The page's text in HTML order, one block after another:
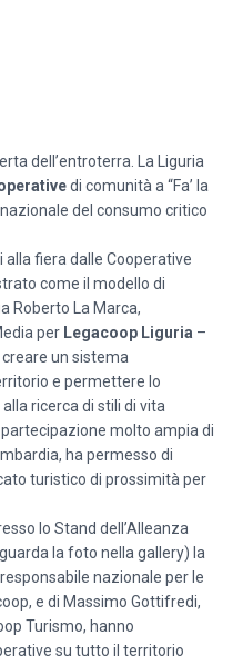
dell’entroterra. La Liguria
di comunità a “Fa’ la
del consumo critico
fiera dalle Cooperative
come il modello di
Roberto La Marca,
per Legacoop Liguria –
un sistema
e permettere lo
ricerca di stili di vita
molto ampia di
ha permesso di
turistico di prossimità per
lo Stand dell’Alleanza
la foto nella gallery) la
nazionale per le
e di Massimo Gottifredi,
Turismo, hanno
su tutto il territorio